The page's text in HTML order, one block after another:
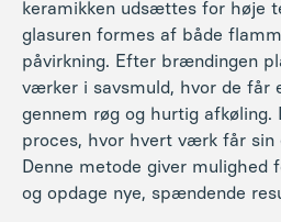
keramikken udsættes for høje
glasuren formes af både
påvirkning. Efter brændingen
værker i savsmuld, hvor de får
gennem røg og hurtig afkøling.
proces, hvor hvert værk får sin
Denne metode giver mulighed
og opdage nye, spændende